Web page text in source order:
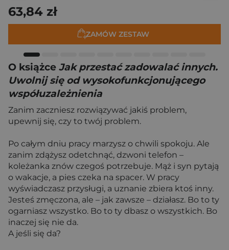
63,84 zł
ZAMÓW ZESTAW
O książce Jak przestać zadowalać innych.
Uwolnij się od wysokofunkcjonującego
współuzależnienia
Zanim zaczniesz rozwiązywać jakiś problem,
upewnij się, czy to twój problem.
Po całym dniu pracy marzysz o chwili spokoju. Ale
zanim zdążysz odetchnąć, dzwoni telefon –
koleżanka znów czegoś potrzebuje. Mąż i syn pytają
o wakacje, a pies czeka na spacer. W pracy
wyświadczasz przysługi, a uznanie zbiera ktoś inny.
Jesteś zmęczona, ale – jak zawsze – działasz. Bo to ty
ogarniasz wszystko. Bo to ty dbasz o wszystkich. Bo
inaczej się nie da.
A jeśli się da?